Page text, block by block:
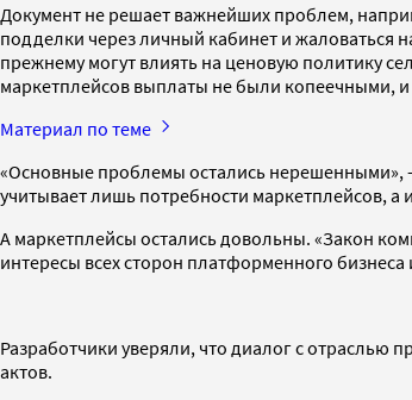
Документ не решает важнейших проблем,
подделки через личный кабинет и жаловаться
прежнему могут влиять на ценовую политику
маркетплейсов выплаты не были копеечными,
Материал по теме
«Основные проблемы остались нерешенными»,
учитывает лишь потребности маркетплейсов,
А маркетплейсы остались довольны. «Закон
интересы всех сторон платформенного
Разработчики уверяли, что диалог с отраслью
актов.